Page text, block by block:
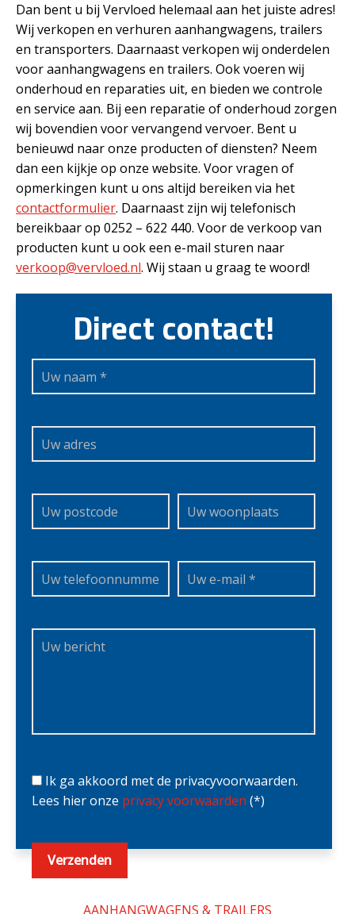
Dan bent u bij Vervloed helemaal aan het juiste adres!
Wij verkopen en verhuren aanhangwagens, trailers
en transporters. Daarnaast verkopen wij onderdelen
voor aanhangwagens en trailers. Ook voeren wij
onderhoud en reparaties uit, en bieden we controle
en service aan. Bij een reparatie of onderhoud zorgen
wij bovendien voor vervangend vervoer. Bent u
benieuwd naar onze producten of diensten? Neem
dan een kijkje op onze website. Voor vragen of
opmerkingen kunt u ons altijd bereiken via het
contactformulier. Daarnaast zijn wij telefonisch
bereikbaar op 0252 – 622 440. Voor de verkoop van
producten kunt u ook een e-mail sturen naar
verkoop@vervloed.nl. Wij staan u graag te woord!
Direct contact!
Ik ga akkoord met de privacyvoorwaarden.
Lees hier onze privacy voorwaarden (*)
AANHANGWAGENS & TRAILERS